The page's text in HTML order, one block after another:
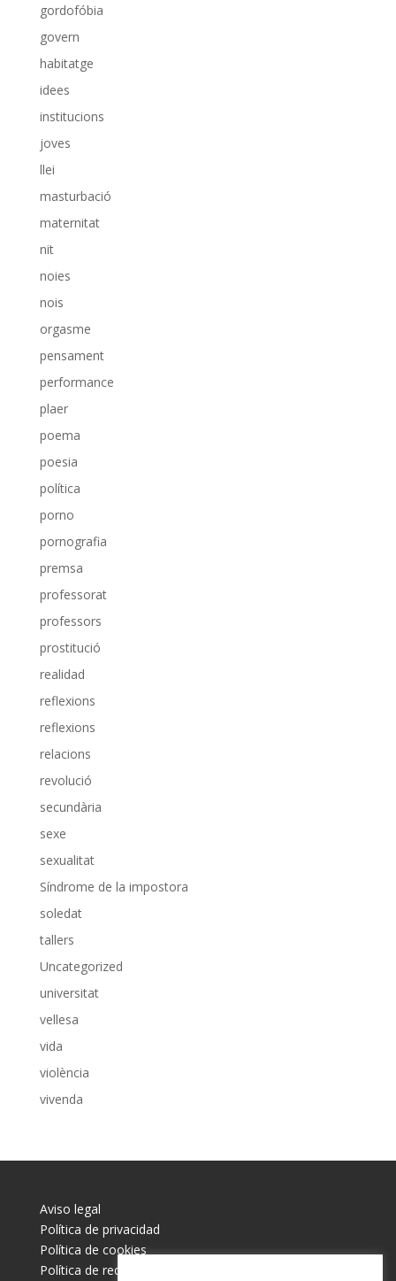
gordofóbia
govern
habitatge
idees
institucions
joves
llei
masturbació
maternitat
nit
noies
nois
orgasme
pensament
performance
plaer
poema
poesia
política
porno
pornografia
premsa
professorat
professors
prostitució
realidad
reflexions
reflexions
relacions
revolució
secundària
sexe
sexualitat
Síndrome de la impostora
soledat
tallers
Uncategorized
universitat
vellesa
vida
violència
vivenda
Aviso legal
Política de privacidad
Política de cookies
Política de redes sociales